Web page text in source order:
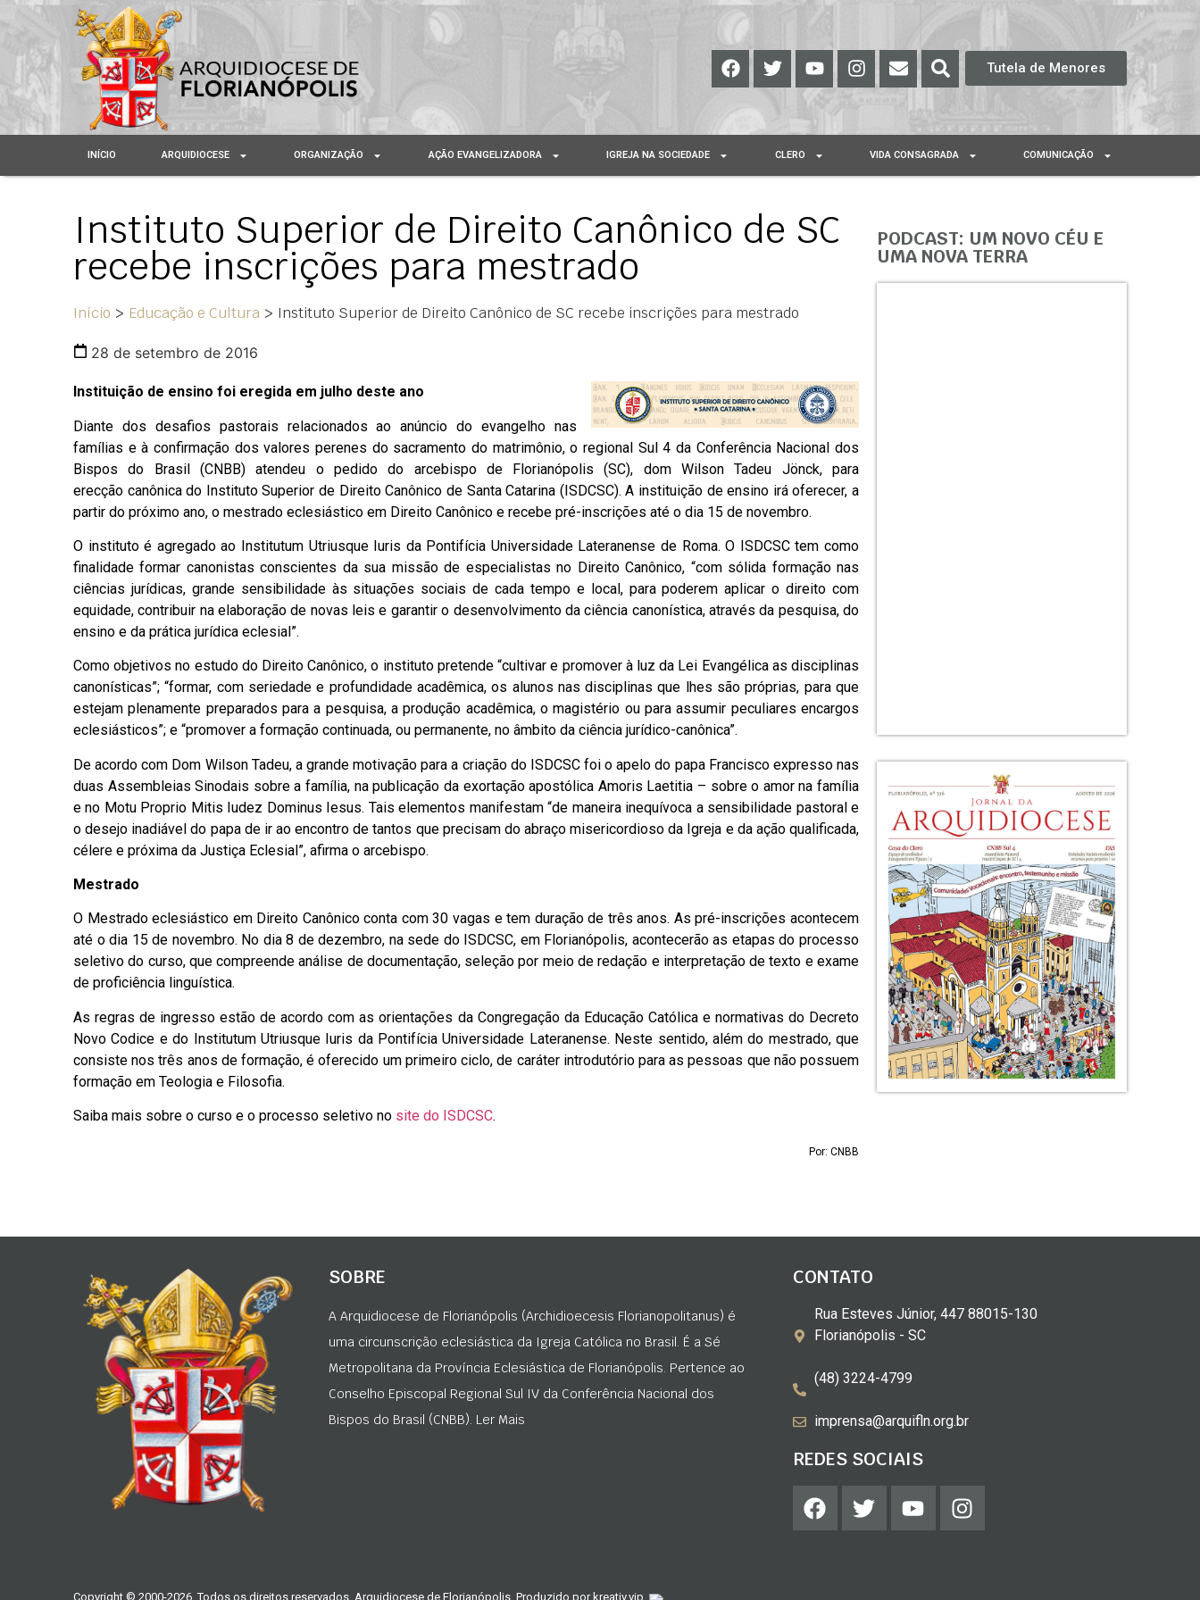
Tutela de Menores
INÍCIO ARQUIDIOCESE ORGANIZAÇÃO AÇÃO EVANGELIZADORA IGREJA NA SOCIEDADE CLERO VIDA CONSAGRADA COMUNICAÇÃO
Instituto Superior de Direito Canônico de SC
recebe inscrições para mestrado
Início > Educação e Cultura > Instituto Superior de Direito Canônico de SC recebe inscrições para mestrado
28 de setembro de 2016
Instituição de ensino foi eregida em julho deste ano
Diante dos desafios pastorais relacionados ao anúncio do evangelho nas
famílias e à confirmação dos valores perenes do sacramento do matrimônio, o regional Sul 4 da Conferência Nacional dos
Bispos do Brasil (CNBB) atendeu o pedido do arcebispo de Florianópolis (SC), dom Wilson Tadeu Jönck, para
erecção canônica do Instituto Superior de Direito Canônico de Santa Catarina (ISDCSC). A instituição de ensino irá oferecer, a
partir do próximo ano, o mestrado eclesiástico em Direito Canônico e recebe pré-inscrições até o dia 15 de novembro.
O instituto é agregado ao Institutum Utriusque Iuris da Pontifícia Universidade Lateranense de Roma. O ISDCSC tem como
finalidade formar canonistas conscientes da sua missão de especialistas no Direito Canônico, “com sólida formação nas
ciências jurídicas, grande sensibilidade às situações sociais de cada tempo e local, para poderem aplicar o direito com
equidade, contribuir na elaboração de novas leis e garantir o desenvolvimento da ciência canonística, através da pesquisa, do
ensino e da prática jurídica eclesial”.
Como objetivos no estudo do Direito Canônico, o instituto pretende “cultivar e promover à luz da Lei Evangélica as disciplinas
canonísticas”; “formar, com seriedade e profundidade acadêmica, os alunos nas disciplinas que lhes são próprias, para que
estejam plenamente preparados para a pesquisa, a produção acadêmica, o magistério ou para assumir peculiares encargos
eclesiásticos”; e “promover a formação continuada, ou permanente, no âmbito da ciência jurídico-canônica”.
De acordo com Dom Wilson Tadeu, a grande motivação para a criação do ISDCSC foi o apelo do papa Francisco expresso nas
duas Assembleias Sinodais sobre a família, na publicação da exortação apostólica Amoris Laetitia – sobre o amor na família
e no Motu Proprio Mitis Iudez Dominus Iesus. Tais elementos manifestam “de maneira inequívoca a sensibilidade pastoral e
o desejo inadiável do papa de ir ao encontro de tantos que precisam do abraço misericordioso da Igreja e da ação qualificada,
célere e próxima da Justiça Eclesial”, afirma o arcebispo.
Mestrado
O Mestrado eclesiástico em Direito Canônico conta com 30 vagas e tem duração de três anos. As pré-inscrições acontecem
até o dia 15 de novembro. No dia 8 de dezembro, na sede do ISDCSC, em Florianópolis, acontecerão as etapas do processo
seletivo do curso, que compreende análise de documentação, seleção por meio de redação e interpretação de texto e exame
de proficiência linguística.
As regras de ingresso estão de acordo com as orientações da Congregação da Educação Católica e normativas do Decreto
Novo Codice e do Institutum Utriusque Iuris da Pontifícia Universidade Lateranense. Neste sentido, além do mestrado, que
consiste nos três anos de formação, é oferecido um primeiro ciclo, de caráter introdutório para as pessoas que não possuem
formação em Teologia e Filosofia.
Saiba mais sobre o curso e o processo seletivo no site do ISDCSC.
Por: CNBB
PODCAST: UM NOVO CÉU E
UMA NOVA TERRA
SOBRE
A Arquidiocese de Florianópolis (Archidioecesis Florianopolitanus) é
uma circunscrição eclesiástica da Igreja Católica no Brasil. É a Sé
Metropolitana da Província Eclesiástica de Florianópolis. Pertence ao
Conselho Episcopal Regional Sul IV da Conferência Nacional dos
Bispos do Brasil (CNBB). Ler Mais
CONTATO
Rua Esteves Júnior, 447 88015-130
Florianópolis - SC
(48) 3224-4799
imprensa@arquifln.org.br
REDES SOCIAIS
Copyright © 2000-2026. Todos os direitos reservados. Arquidiocese de Florianópolis. Produzido por kreativ.vip